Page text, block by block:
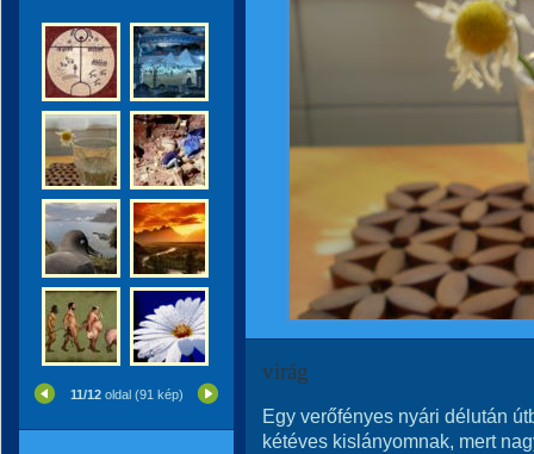
11/12oldal (91 kép)
virág
Egy verőfényes nyári délután
kétéves kislányomnak, mert